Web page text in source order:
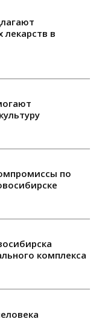
лекарств в
по
комплекса